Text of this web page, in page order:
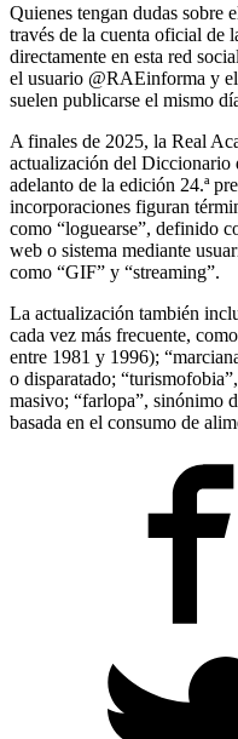
Quienes tengan dudas sobre
través de la cuenta oficial
directamente en esta red
el usuario @RAEinforma y
suelen publicarse el mismo
A finales de 2025, la Real
actualización del Diccionario
adelanto de la edición 24.ª
incorporaciones figuran
como “loguearse”, definido
web o sistema mediante
como “GIF” y “streaming”.
La actualización también
cada vez más frecuente,
entre 1981 y 1996);
o disparatado;
masivo; “farlopa”, sinónimo
basada en el consumo de